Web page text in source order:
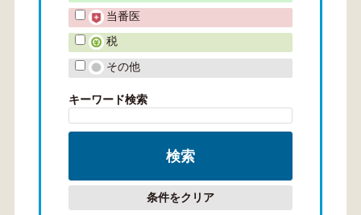
当番医
税
その他
キーワード検索
条件をクリア